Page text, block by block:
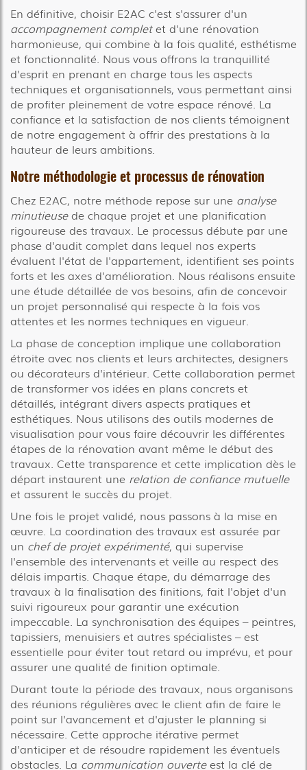
En définitive, choisir E2AC c'est s'assurer d'un
accompagnement completet d'une rénovation
harmonieuse, qui combine à la fois qualité, esthétisme
et fonctionnalité. Nous vous offrons la tranquillité
d'esprit en prenant en charge tous les aspects
techniques et organisationnels, vous permettant ainsi
de profiter pleinement de votre espace rénové. La
confiance et la satisfaction de nos clients témoignent
de notre engagement à offrir des prestations à la
hauteur de leurs ambitions.
Notre méthodologie et processus de rénovation
Chez E2AC, notre méthode repose sur une analyse
minutieusede chaque projet et une planification
rigoureuse des travaux. Le processus débute par une
phase d'audit complet dans lequel nos experts
évaluent l'état de l'appartement, identifient ses points
forts et les axes d'amélioration. Nous réalisons ensuite
une étude détaillée de vos besoins, afin de concevoir
un projet personnalisé qui respecte à la fois vos
attentes et les normes techniques en vigueur.
La phase de conception implique une collaboration
étroite avec nos clients et leurs architectes, designers
ou décorateurs d'intérieur. Cette collaboration permet
de transformer vos idées en plans concrets et
détaillés, intégrant divers aspects pratiques et
esthétiques. Nous utilisons des outils modernes de
visualisation pour vous faire découvrir les différentes
étapes de la rénovation avant même le début des
travaux. Cette transparence et cette implication dès le
départ instaurent une relation de confiance mutuelle
et assurent le succès du projet.
Une fois le projet validé, nous passons à la mise en
œuvre. La coordination des travaux est assurée par
un chef de projet expérimenté, qui supervise
l'ensemble des intervenants et veille au respect des
délais impartis. Chaque étape, du démarrage des
travaux à la finalisation des finitions, fait l'objet d'un
suivi rigoureux pour garantir une exécution
impeccable. La synchronisation des équipes – peintres,
tapissiers, menuisiers et autres spécialistes – est
essentielle pour éviter tout retard ou imprévu, et pour
assurer une qualité de finition optimale.
Durant toute la période des travaux, nous organisons
des réunions régulières avec le client afin de faire le
point sur l'avancement et d'ajuster le planning si
nécessaire. Cette approche itérative permet
d'anticiper et de résoudre rapidement les éventuels
obstacles. La communication ouverteest la clé de